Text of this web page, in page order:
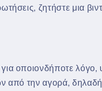
ζητήστε μια
οποιονδήποτε λόγο,
από την αγορά,